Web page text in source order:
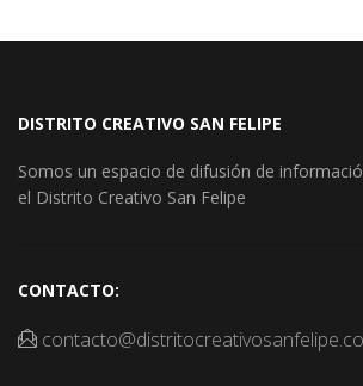
DISTRITO CREATIVO SAN FELIPE
Somos un espacio de difusión de
el Distrito Creativo San Felipe
CONTACTO: